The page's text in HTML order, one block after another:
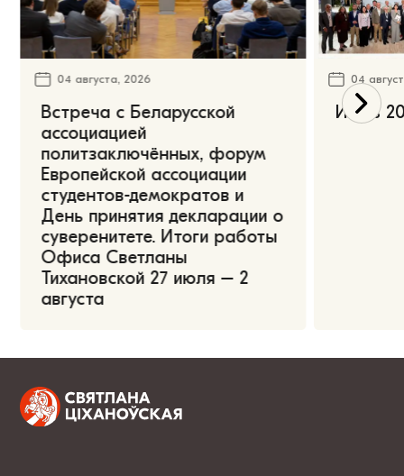
04 августа, 2026
Встреча с Беларусской
ассоциацией
политзаключённых, форум
Европейской ассоциации
студентов-демократов и
День принятия декларации о
суверенитете. Итоги работы
Офиса Светланы
Тихановской 27 июля – 2
августа
04
Июль